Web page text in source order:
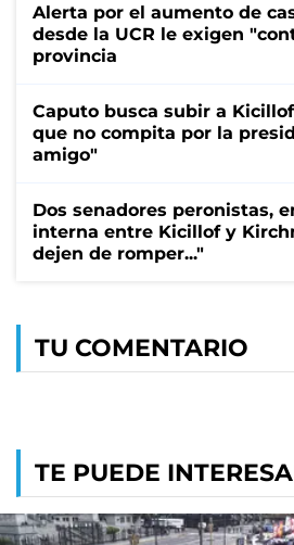
Alerta por el aumento de
desde la UCR le exigen
provincia
Caputo busca subir a
que no compita por la
amigo"
Dos senadores peronistas,
interna entre Kicillof y
dejen de romper..."
TU COMENTARIO
TE PUEDE